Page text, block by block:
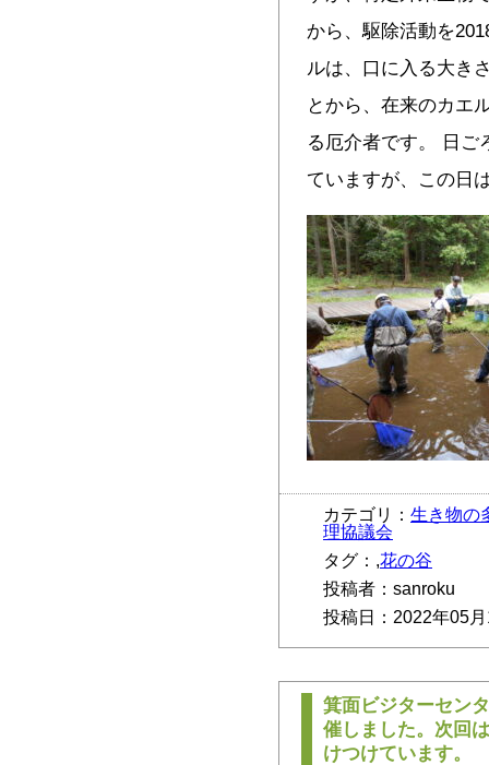
から、駆除活動を
ルは、口に入る大き
とから、在来のカエ
る厄介者です。 日ご
ていますが、この日
カテゴリ： 生き物の
理協議会
タグ：, 花の谷
投稿者：sanroku
投稿日：2022年05
箕面ビジターセン
催しました。次回
けつけています。